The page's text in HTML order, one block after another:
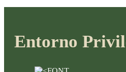
Entorno